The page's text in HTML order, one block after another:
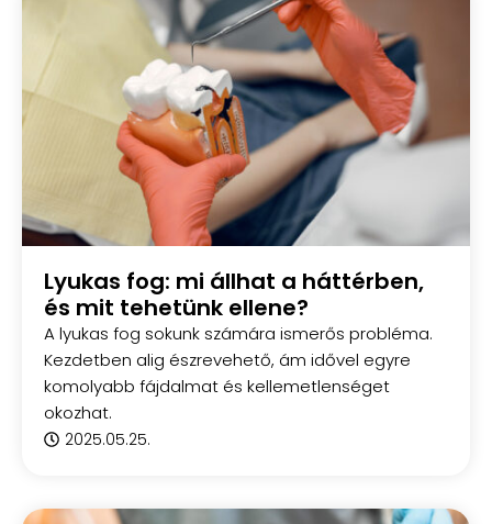
Lyukas fog: mi állhat a háttérben,
és mit tehetünk ellene?
A lyukas fog sokunk számára ismerős probléma.
Kezdetben alig észrevehető, ám idővel egyre
komolyabb fájdalmat és kellemetlenséget
okozhat.
2025.05.25.